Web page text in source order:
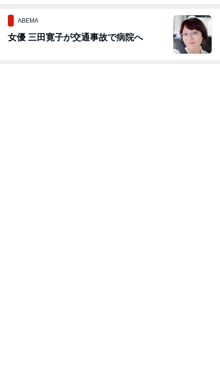
ABEMA
女優 三田寛子が交通事故で病院へ